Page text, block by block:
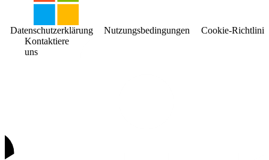
Kontaktiere
uns
Datenschutzerklärung Nutzungsbedingungen Cookie-Richtlinie